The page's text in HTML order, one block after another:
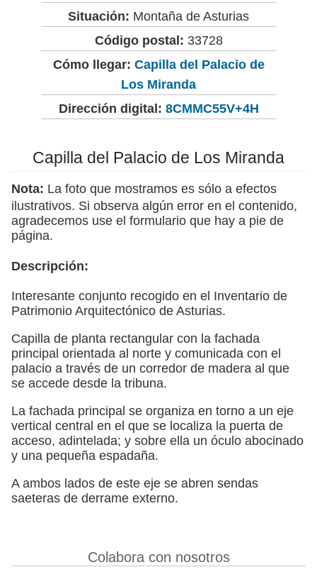
Situación: Montaña de Asturias
Código postal: 33728
Cómo llegar: Capilla del Palacio de
Los Miranda
Dirección digital: 8CMMC55V+4H
Capilla del Palacio de Los Miranda
Nota: La foto que mostramos es sólo a efectos
ilustrativos. Si observa algún error en el contenido,
agradecemos use el formulario que hay a pie de
página.
Descripción:
Interesante conjunto recogido en el Inventario de
Patrimonio Arquitectónico de Asturias.
Capilla de planta rectangular con la fachada
principal orientada al norte y comunicada con el
palacio a través de un corredor de madera al que
se accede desde la tribuna.
La fachada principal se organiza en torno a un eje
vertical central en el que se localiza la puerta de
acceso, adintelada; y sobre ella un óculo abocinado
y una pequeña espadaña.
A ambos lados de este eje se abren sendas
saeteras de derrame externo.
Colabora con nosotros